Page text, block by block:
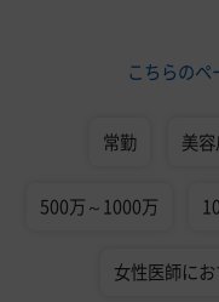
こちらのペ
常勤 美
500万～1000万
女性医師に